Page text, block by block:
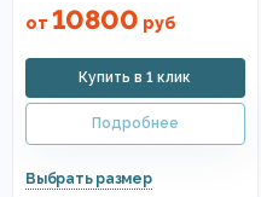
от 10800 руб